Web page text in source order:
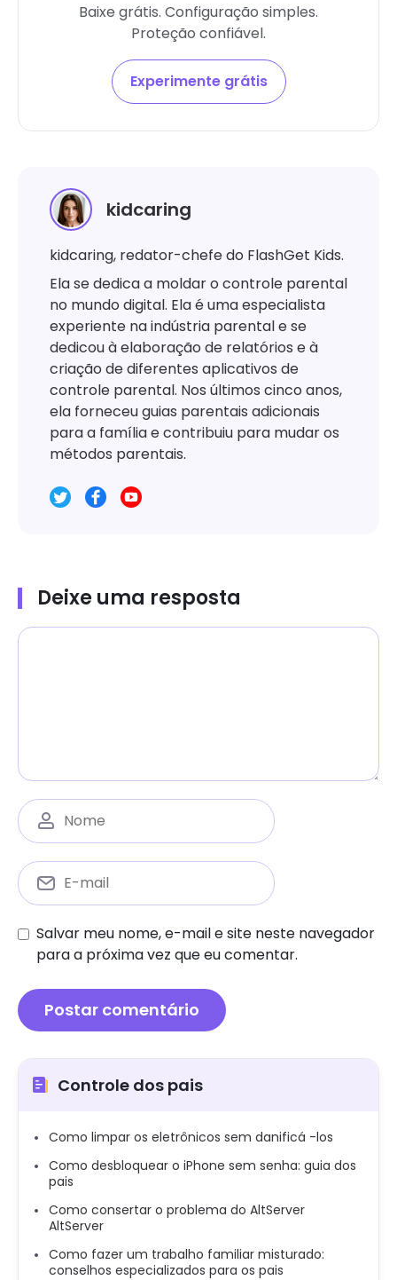
Baixe grátis. Configuração simples.
Proteção confiável.
Experimente grátis
kidcaring
kidcaring, redator-chefe do FlashGet Kids.
Ela se dedica a moldar o controle parental
no mundo digital. Ela é uma especialista
experiente na indústria parental e se
dedicou à elaboração de relatórios e à
criação de diferentes aplicativos de
controle parental. Nos últimos cinco anos,
ela forneceu guias parentais adicionais
para a família e contribuiu para mudar os
métodos parentais.
Deixe uma resposta
Salvar meu nome, e-mail e site neste navegador
para a próxima vez que eu comentar.
Controle dos pais
Como limpar os eletrônicos sem danificá -los
Como desbloquear o iPhone sem senha: guia dos
pais
Como consertar o problema do AltServer
AltServer
Como fazer um trabalho familiar misturado:
conselhos especializados para os pais